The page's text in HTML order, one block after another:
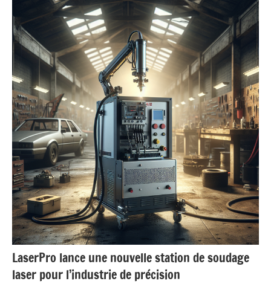
LaserPro lance une nouvelle station de soudage
laser pour l’industrie de précision